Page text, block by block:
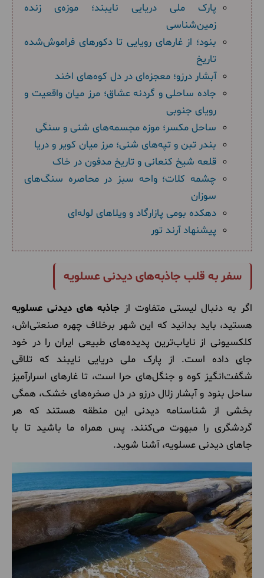
پارک ملی دریایی نایبند؛ موزه‌ی زنده
زمین‌شناسی
بنود؛ از غارهای رویایی تا دکورهای فراموش‌شده
تاریخ
آبشار درزو؛ معجزه‌ای در دل کوه‌های اخند
جاده ساحلی و گردنه عشاق؛ مرز میان واقعیت و
رویای جنوبی
ساحل مکسر؛ موزه مجسمه‌های شنی و سنگی
بندر تبن و تپه‌های شنی؛ مرز میان کویر و دریا
قلعه شیخ کنعانی و تاریخ مدفون در خاک
چشمه کلات؛ واحه سبز در محاصره سنگ‌های
سوزان
دهکده بومی پازارگاد و ویلاهای لوله‌ای
پیشنهاد آرند تور
سفر به قلب جاذبه‌های دیدنی عسلویه
اگر به دنبال لیستی متفاوت از جاذبه های دیدنی عسلویه
هستید، باید بدانید که این شهر برخلاف چهره صنعتی‌اش،
کلکسیونی از نایاب‌ترین پدیده‌های طبیعی ایران را در خود
جای داده است. از پارک ملی دریایی نایبند که تلاقی
شگفت‌انگیز کوه و جنگل‌های حرا است، تا غارهای اسرارآمیز
ساحل بنود و آبشار زلال درزو در دل صخره‌های خشک، همگی
بخشی از شناسنامه دیدنی این منطقه هستند که هر
گردشگری را مبهوت می‌کنند. پس همراه ما باشید تا با
جاهای دیدنی عسلویه، آشنا شوید.